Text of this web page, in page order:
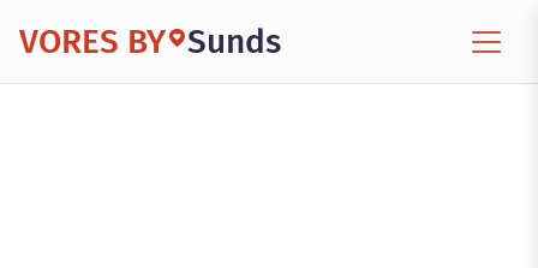
VORES BY Sunds